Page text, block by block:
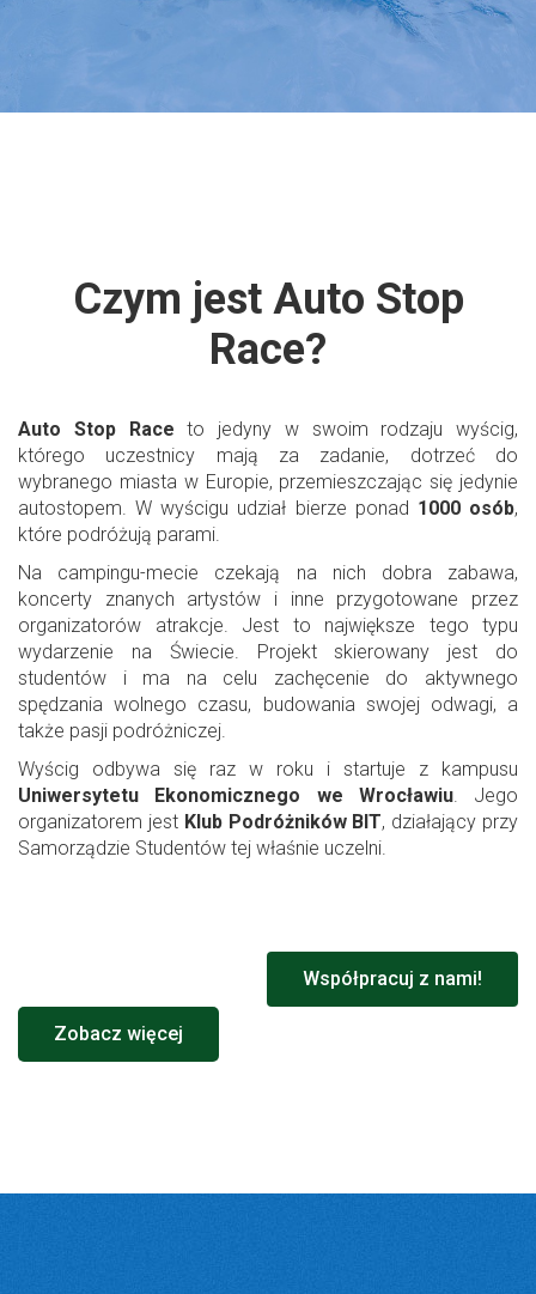
Czym jest Auto Stop
Race?
Auto Stop Race to jedyny w swoim rodzaju wyścig,
którego uczestnicy mają za zadanie, dotrzeć do
wybranego miasta w Europie, przemieszczając się jedynie
autostopem. W wyścigu udział bierze ponad 1000 osób,
które podróżują parami.
Na campingu-mecie czekają na nich dobra zabawa,
koncerty znanych artystów i inne przygotowane przez
organizatorów atrakcje. Jest to największe tego typu
wydarzenie na Świecie. Projekt skierowany jest do
studentów i ma na celu zachęcenie do aktywnego
spędzania wolnego czasu, budowania swojej odwagi, a
także pasji podróżniczej.
Wyścig odbywa się raz w roku i startuje z kampusu
Uniwersytetu Ekonomicznego we Wrocławiu. Jego
organizatorem jest Klub Podróżników BIT, działający przy
Samorządzie Studentów tej właśnie uczelni.
Współpracuj z nami!
Zobacz więcej